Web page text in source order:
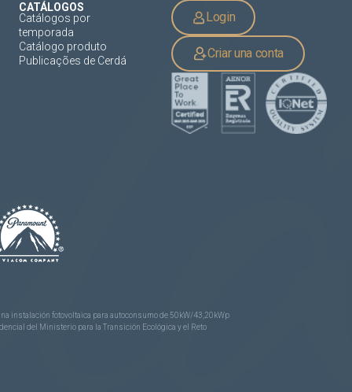
CATÁLOGOS
Catálogos por
temporada
Catálogo produto
Publicações de Cerdá
Login
Criar una conta
instalación fotovoltaica para autoconsumo de 50kW/43,20kWp
del Ministerio para la Transición Ecológica y el Reto